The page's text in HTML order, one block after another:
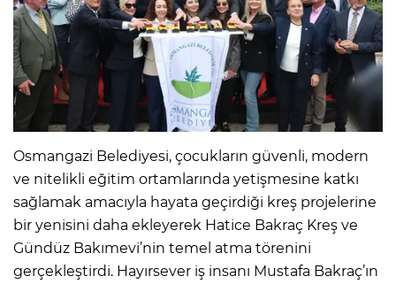
Osmangazi Belediyesi, çocukların güvenli, modern
ve nitelikli eğitim ortamlarında yetişmesine katkı
sağlamak amacıyla hayata geçirdiği kreş projelerine
bir yenisini daha ekleyerek Hatice Bakraç Kreş ve
Gündüz Bakımevi’nin temel atma törenini
gerçekleştirdi. Hayırsever iş insanı Mustafa Bakraç’ın